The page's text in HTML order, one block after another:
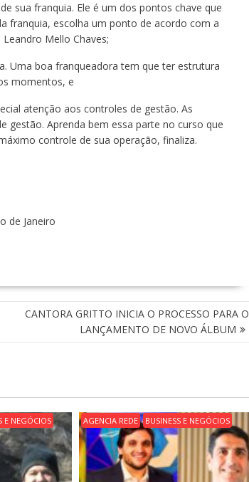
sua franquia. Ele é um dos pontos chave que
franquia, escolha um ponto de acordo com a
Mello Chaves;
Uma boa franqueadora tem que ter estrutura
momentos, e
atenção aos controles de gestão. As
gestão. Aprenda bem essa parte no curso que
controle de sua operação, finaliza.
de Janeiro
CANTORA GRITTO INICIA O PROCESSO PARA O
LANÇAMENTO DE NOVO ÁLBUM
E NEGÓCIOS AGENCIA REDE BUSINESS E NEGÓCIOS